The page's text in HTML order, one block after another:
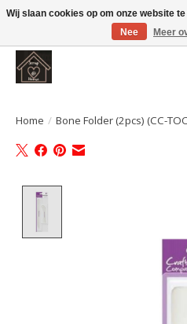
Large selection of products and fast
Home / Bone Folder (2pcs) (CC-
Wij slaan cookies op om onze website
Nee
Meer